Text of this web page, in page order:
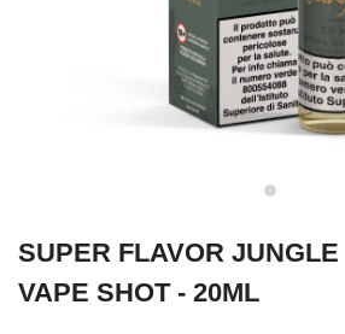
SUPER FLAVOR
VAPE SHOT - 20ML